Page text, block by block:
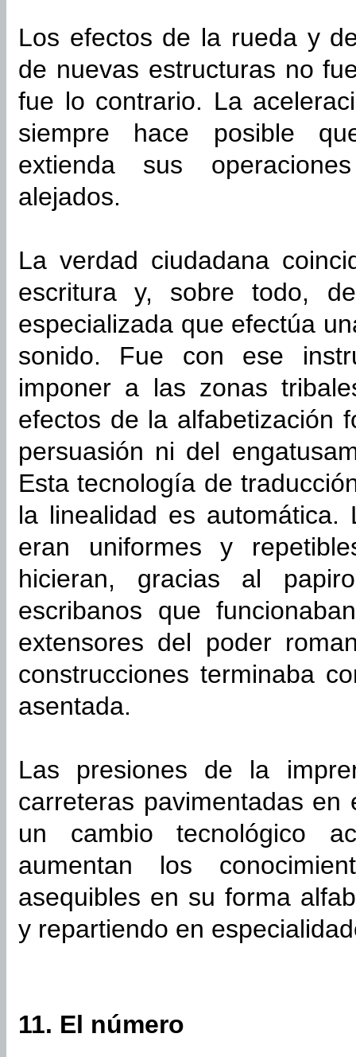
Los efectos de la rueda y
de nuevas estructuras no
fue lo contrario. La
siempre hace posible
extienda sus
alejados.
La verdad ciudadana
escritura y, sobre todo,
especializada que efectúa
sonido. Fue con ese
imponer a las zonas
efectos de la alfabetización
persuasión ni del
Esta tecnología de
la linealidad es
eran uniformes y
hicieran, gracias al
escribanos que
extensores del poder
construcciones terminaba
asentada.
Las presiones de la
carreteras pavimentadas
un cambio tecnológico
aumentan los
asequibles en su forma
y repartiendo en
11. El número